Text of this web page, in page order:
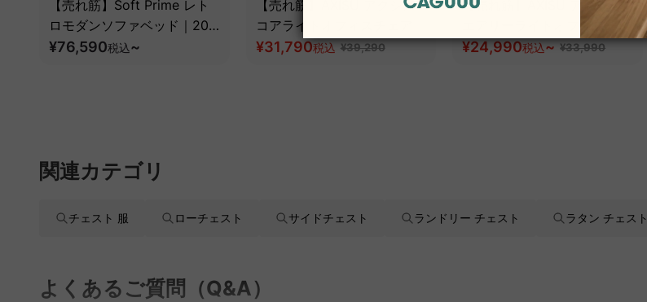
【売れ筋】Soft Prime レト
ロモダンソファベッド｜20
色以上から選べるコーデュロ
¥76,590税込~
【売れ筋】AXISU アクシス
コアライトオフィスチェア
¥31,790税込 ¥39,290
【売れ筋】AXISU アクシス
ア
¥24,990税込~ ¥33,990
関連カテゴリ
チェスト 服 ローチェスト サイドチェスト ランドリー チェスト ラタン チェスト
よくあるご質問（Q&A）